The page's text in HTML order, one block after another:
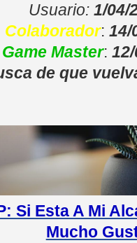
Usuario: 1/04/
Colaborador: 14/
Game Master:
de que
Si Esta A Mi
Mucho